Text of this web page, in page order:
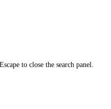
to close the search panel.